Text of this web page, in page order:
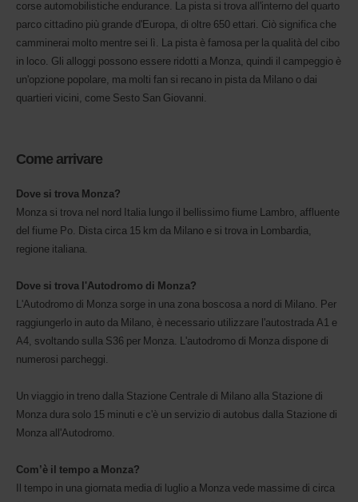
corse automobilistiche endurance. La pista si trova all'interno del quarto
parco cittadino più grande d'Europa, di oltre 650 ettari. Ciò significa che
camminerai molto mentre sei lì. La pista è famosa per la qualità del cibo
in loco. Gli alloggi possono essere ridotti a Monza, quindi il campeggio è
un'opzione popolare, ma molti fan si recano in pista da Milano o dai
quartieri vicini, come Sesto San Giovanni.
Come arrivare
Dove si trova Monza?
Monza si trova nel nord Italia lungo il bellissimo fiume Lambro, affluente
del fiume Po. Dista circa 15 km da Milano e si trova in Lombardia,
regione italiana.
Dove si trova l'Autodromo di Monza?
L'Autodromo di Monza sorge in una zona boscosa a nord di Milano. Per
raggiungerlo in auto da Milano, è necessario utilizzare l'autostrada A1 e
A4, svoltando sulla S36 per Monza. L'autodromo di Monza dispone di
numerosi parcheggi.
Un viaggio in treno dalla Stazione Centrale di Milano alla Stazione di
Monza dura solo 15 minuti e c'è un servizio di autobus dalla Stazione di
Monza all'Autodromo.
Com’è il tempo a Monza?
Il tempo in una giornata media di luglio a Monza vede massime di circa